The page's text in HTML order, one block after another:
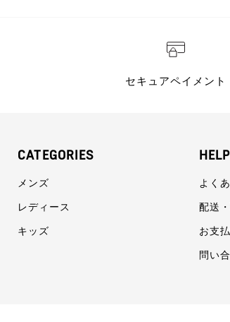
セキュアペイメント
CATEGORIES
メンズ
レディース
キッズ
よく
配送
お支
問い